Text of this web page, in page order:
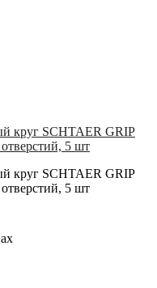
круг SCHTAER GRIP
5 шт
круг SCHTAER GRIP
5 шт